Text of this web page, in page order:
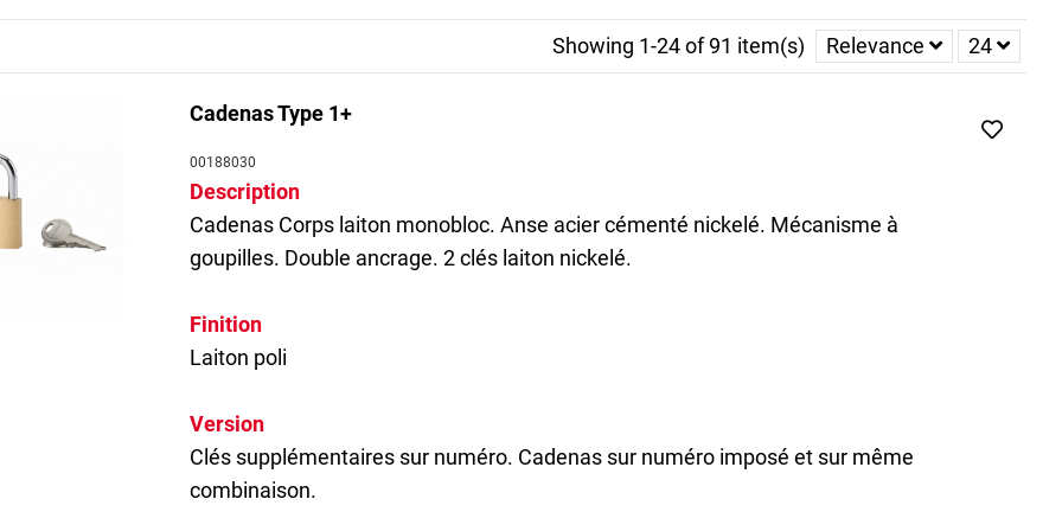
lui est spécialement conçu pour résister au milieu salin.
modèle muni d’une gaine en
une gamme de cadenas TSA, l’élément indispensable pour les globe-trotteur. A 3 ou 4 viroles, à anse ou à câbles, à code ou
est l’ élément de sécurité obligatoire pour vos bagages
valises sans détruire ou endommager votre bagagerie.
Showing 1-24 of 91 item(s) Relevance 24
Cadenas Type 1+
00188030
Description
CadenasCorps laiton monobloc. Anse acier cémenté nickelé. Mécanisme à
goupilles. Double ancrage. 2 clés laiton nickelé.
Finition
Laiton poli
Version
Clés supplémentaires sur numéro. Cadenas sur numéro imposé et sur même
combinaison.